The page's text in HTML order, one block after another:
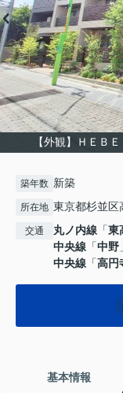
【外観】ＨＥＢ
築年数 新築
所在地 東京都杉並区
交通 丸ノ内線 「東
中央線 「中野
中央線 「高円
基本情報